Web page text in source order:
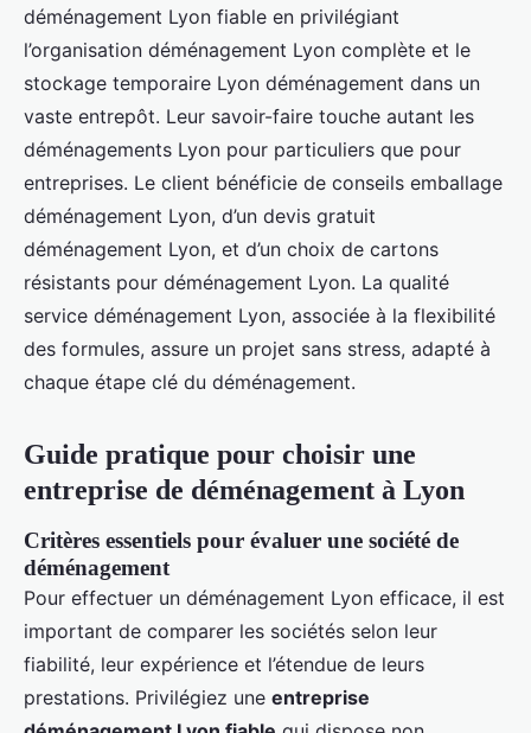
déménagement Lyon fiable en privilégiant
l’organisation déménagement Lyon complète et le
stockage temporaire Lyon déménagement dans un
vaste entrepôt. Leur savoir-faire touche autant les
déménagements Lyon pour particuliers que pour
entreprises. Le client bénéficie de conseils emballage
déménagement Lyon, d’un devis gratuit
déménagement Lyon, et d’un choix de cartons
résistants pour déménagement Lyon. La qualité
service déménagement Lyon, associée à la flexibilité
des formules, assure un projet sans stress, adapté à
chaque étape clé du déménagement.
Guide pratique pour choisir une
entreprise de déménagement à Lyon
Critères essentiels pour évaluer une société de
déménagement
Pour effectuer un déménagement Lyon efficace, il est
important de comparer les sociétés selon leur
fiabilité, leur expérience et l’étendue de leurs
prestations. Privilégiez une entreprise